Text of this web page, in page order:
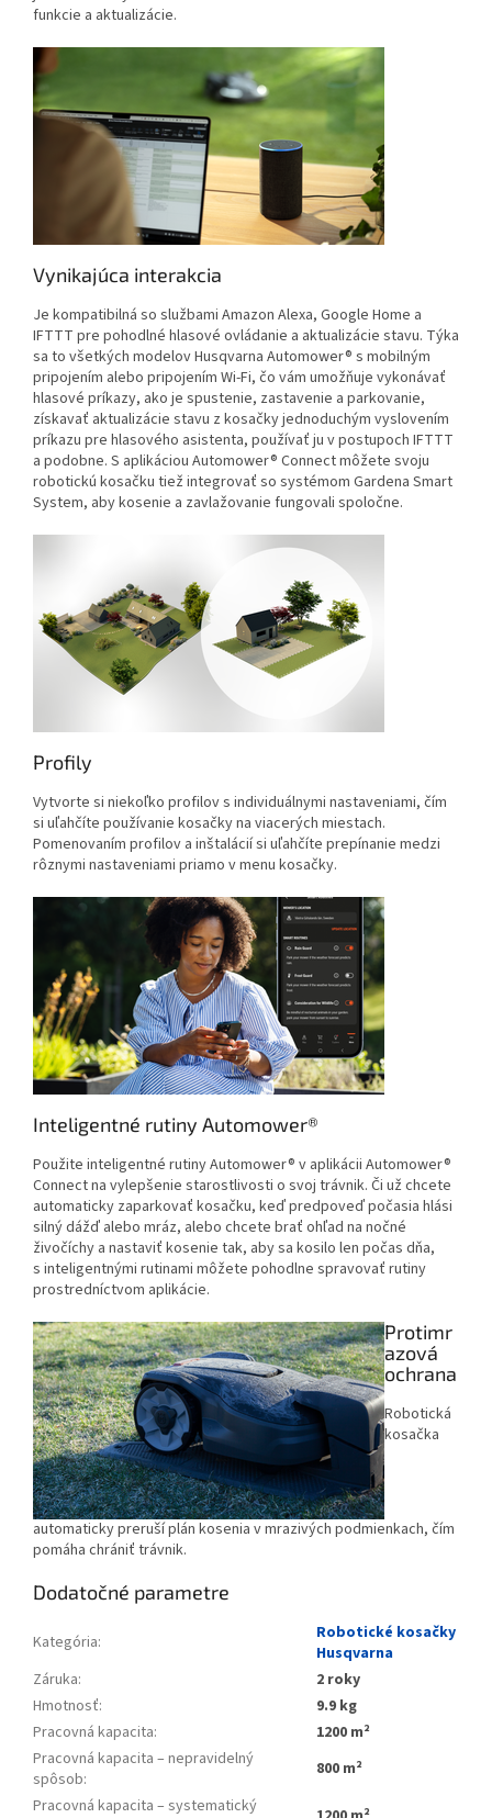
funkcie a aktualizácie.
Vynikajúca interakcia
Je kompatibilná so službami Amazon Alexa, Google Home a
IFTTT pre pohodlné hlasové ovládanie a aktualizácie stavu. Týka
sa to všetkých modelov Husqvarna Automower® s mobilným
pripojením alebo pripojením Wi-Fi, čo vám umožňuje vykonávať
hlasové príkazy, ako je spustenie, zastavenie a parkovanie,
získavať aktualizácie stavu z kosačky jednoduchým vyslovením
príkazu pre hlasového asistenta, používať ju v postupoch IFTTT
a podobne. S aplikáciou Automower® Connect môžete svoju
robotickú kosačku tiež integrovať so systémom Gardena Smart
System, aby kosenie a zavlažovanie fungovali spoločne.
Profily
Vytvorte si niekoľko profilov s individuálnymi nastaveniami, čím
si uľahčíte používanie kosačky na viacerých miestach.
Pomenovaním profilov a inštalácií si uľahčíte prepínanie medzi
rôznymi nastaveniami priamo v menu kosačky.
Inteligentné rutiny Automower®
Použite inteligentné rutiny Automower® v aplikácii Automower®
Connect na vylepšenie starostlivosti o svoj trávnik. Či už chcete
automaticky zaparkovať kosačku, keď predpoveď počasia hlási
silný dážď alebo mráz, alebo chcete brať ohľad na nočné
živočíchy a nastaviť kosenie tak, aby sa kosilo len počas dňa,
s inteligentnými rutinami môžete pohodlne spravovať rutiny
prostredníctvom aplikácie.
Protimr
azová
ochrana
Robotická
kosačka
automaticky preruší plán kosenia v mrazivých podmienkach, čím
pomáha chrániť trávnik.
Dodatočné parametre
Kategória:
Robotické kosačky
Husqvarna
Záruka:
2 roky
Hmotnosť:
9.9 kg
Pracovná kapacita:
1200 m²
Pracovná kapacita – nepravidelný
spôsob:
800 m²
Pracovná kapacita – systematický